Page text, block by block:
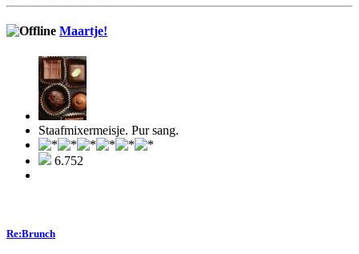
Maartje!
Staafmixermeisje. Pur sang.
6.752
Re:Brunch